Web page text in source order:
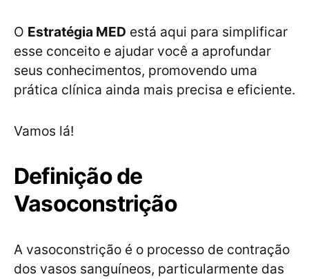
O Estratégia MED está aqui para simplificar
esse conceito e ajudar você a aprofundar
seus conhecimentos, promovendo uma
prática clínica ainda mais precisa e eficiente.
Vamos lá!
Definição de
Vasoconstrição
A vasoconstrição é o processo de contração
dos vasos sanguíneos, particularmente das